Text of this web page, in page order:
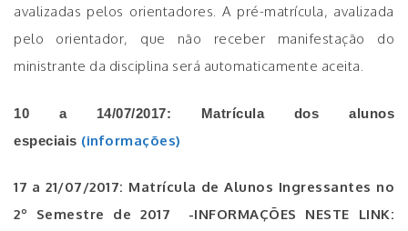
avalizadas pelos orientadores. A pré-matrícula, avalizada
pelo orientador, que não receber manifestação do
ministrante da disciplina será automaticamente aceita.
10 a 14/07/2017: Matrícula dos alunos
especiais (informações)
17 a 21/07/2017: Matrícula de Alunos Ingressantes no
2º Semestre de 2017 -INFORMAÇÕES NESTE LINK: